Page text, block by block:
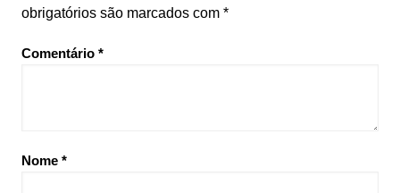
obrigatórios são marcados com *
Comentário *
Nome *